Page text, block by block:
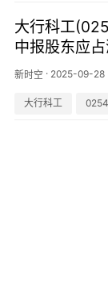
大行科工
中报股东应
币元，同比增
新时空 · 2025-09-28
大行科工